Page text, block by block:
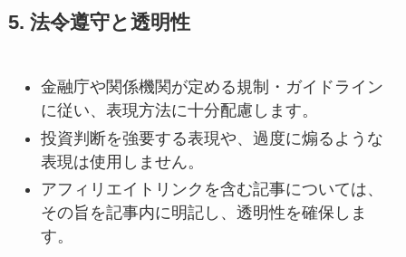
5. 法令遵守と透明性
金融庁や関係機関が定める規制・ガイドライン
に従い、表現方法に十分配慮します。
投資判断を強要する表現や、過度に煽るような
表現は使用しません。
アフィリエイトリンクを含む記事については、
その旨を記事内に明記し、透明性を確保しま
す。